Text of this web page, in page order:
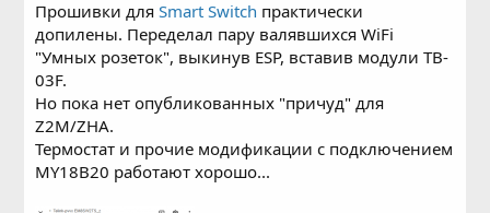
Прошивки дляSmart Switch практически
допилены. Переделал пару валявшихся WiFi
"Умных розеток", выкинув ESP, вставив модули TB-
03F.
Но пока нет опубликованных "причуд" для
Z2M/ZHA.
Термостат и прочие модификации с подключением
MY18B20 работают хорошо...